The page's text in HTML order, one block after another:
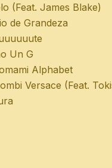
(Feat. James Blake)
de Grandeza
Un G
Alphabet
Versace (Feat.